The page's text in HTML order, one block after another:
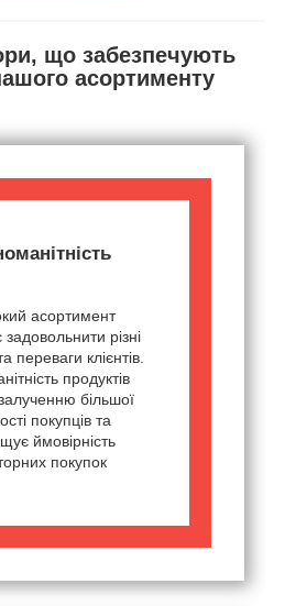
що забезпечують
асортименту
асортимент
різні
переваги клієнтів.
продуктів
більшої
покупців та
ймовірність
покупок